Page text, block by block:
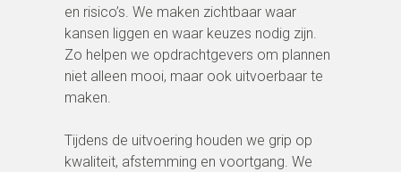
en risico’s. We maken zichtbaar waar
kansen liggen en waar keuzes nodig zijn.
Zo helpen we opdrachtgevers om plannen
niet alleen mooi, maar ook uitvoerbaar te
maken.
Tijdens de uitvoering houden we grip op
kwaliteit, afstemming en voortgang. We